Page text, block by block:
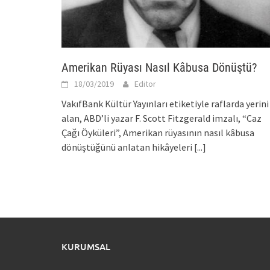
Amerikan Rüyası Nasıl Kâbusa Dönüştü?
18/03/2019 Editor
VakıfBank Kültür Yayınları etiketiyle raflarda yerini
alan, ABD’li yazar F. Scott Fitzgerald imzalı, “Caz
Çağı Öyküleri”, Amerikan rüyasının nasıl kâbusa
dönüştüğünü anlatan hikâyeleri [...]
KURUMSAL